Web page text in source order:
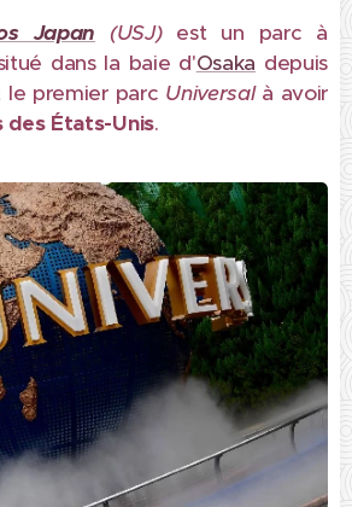
Japan (USJ)est un parc à
dans la baie d'Osaka depuis
le premier parc Universalà avoir
des États-Unis.